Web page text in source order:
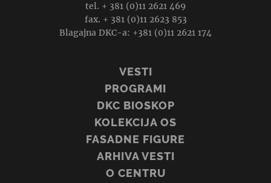
tel. + 381 (0)11 2621 469
fax. + 381 (0)11 2623 853
Blagajna DKC-a: +381 (0)11 2621 174
VESTI
PROGRAMI
DKC BIOSKOP
KOLEKCIJA OS
FASADNE FIGURE
ARHIVA VESTI
O CENTRU